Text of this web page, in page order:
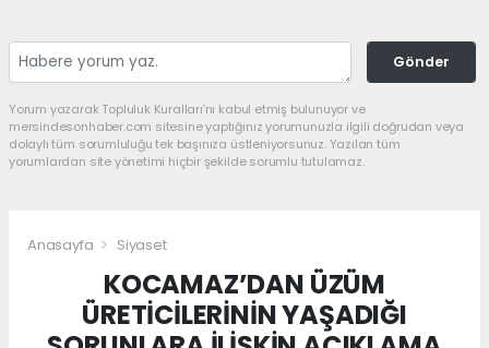
Gönder
Yorum yazarak Topluluk Kuralları’nı kabul etmiş bulunuyor ve
mersindesonhaber.com sitesine yaptığınız yorumunuzla ilgili doğrudan veya
dolaylı tüm sorumluluğu tek başınıza üstleniyorsunuz. Yazılan tüm
yorumlardan site yönetimi hiçbir şekilde sorumlu tutulamaz.
Anasayfa Siyaset
KOCAMAZ’DAN ÜZÜM
ÜRETİCİLERİNİN YAŞADIĞI